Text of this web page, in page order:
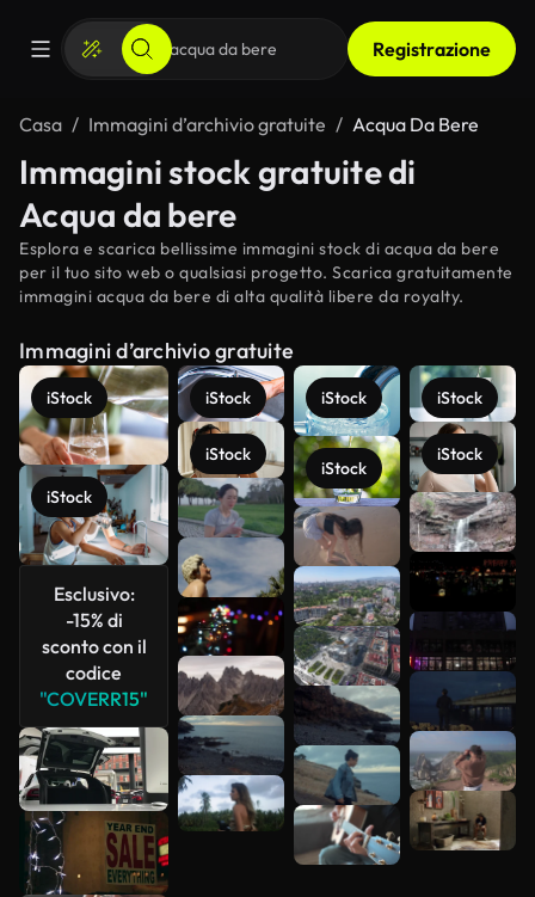
Registrazione
Casa Immagini d’archivio gratuite Acqua Da Bere
Immagini stock gratuite di
Acqua da bere
Esplora e scarica bellissime immagini stock di acqua da bere
per il tuo sito web o qualsiasi progetto. Scarica gratuitamente
immagini acqua da bere di alta qualità libere da royalty.
Immagini d’archivio gratuite
iStock
iStock
Esclusivo:
-15% di
sconto con il
codice
"COVERR15"
iStock
iStock
iStock
iStock
iStock
iStock
Scopri di
più